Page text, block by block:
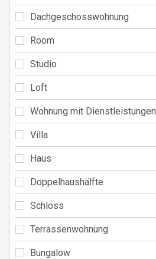
Dachgeschosswohnung
Room
Studio
Loft
Wohnung mit Dienstleistungen
Villa
Haus
Doppelhaushälfte
Schloss
Terrassenwohnung
Bungalow